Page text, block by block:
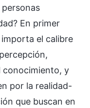
personas
En primer
importa el calibre
conocimiento, y
por la realidad-
que buscan en